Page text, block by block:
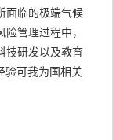
面临的极端气候
管理过程中，
技研发以及教育
验可我为国相关